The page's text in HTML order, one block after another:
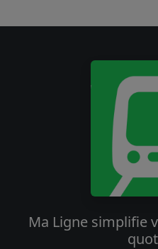
Ma Ligne simplifie